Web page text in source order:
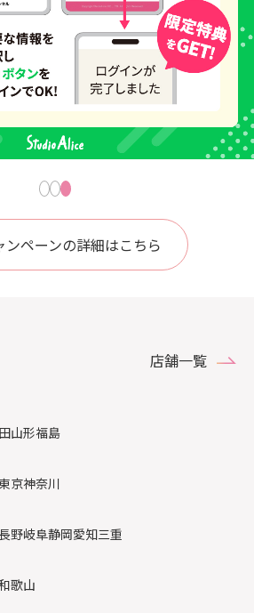
ンペーンの詳細はこちら
店舗一覧
山形福島
京神奈川
野岐阜静岡愛知三重
歌山